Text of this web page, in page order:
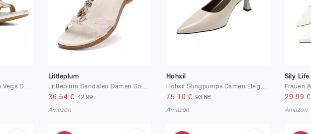
Littleplum
36.54 € 42.99
Amazon
Hohxil
75.10 €93.88
Amazon
Sily Life
29.99 €
Amazon